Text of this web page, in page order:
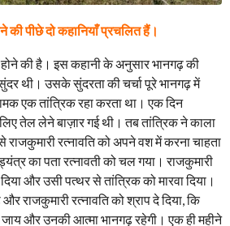
की पीछे दो कहानियाँ प्रचलित हैं।
की है। इस कहानी के अनुसार भानगढ़ की
सुंदर थी। उसके सुंदरता की चर्चा पूरे भानगढ़ में
एक तांत्रिक रहा करता था। एक दिन
लिए तेल लेने बाज़ार गई थी। तब तांत्रिक ने काला
रत्नावति को अपने वश में करना चाहता
का पता रत्नावती को चल गया। राजकुमारी
और उसी पत्थर से तांत्रिक को मारवा दिया।
राजकुमारी रत्नावति को श्राप दे दिया, कि
जाय और उनकी आत्मा भानगढ़ रहेगी। एक ही महीने